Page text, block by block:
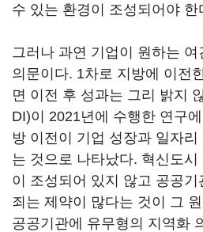
수 있는 환경이 조성되어야 한
그러나 과연 기업이 원하는 여
의문이다. 1차로 지방에 이전
면 이전 후 성과는 그리 밝지
DI)이 2021년에 수행한 연구
방 이전이 기업 성장과 일자
는 것으로 나타났다. 혁신도
이 조성되어 있지 않고 공공
죄는 제약이 많다는 것이 그
공공기관에 유무형의 지역화